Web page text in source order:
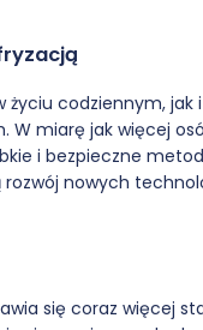
codziennym, jak
miarę jak więcej
i bezpieczne
nowych
się coraz więcej